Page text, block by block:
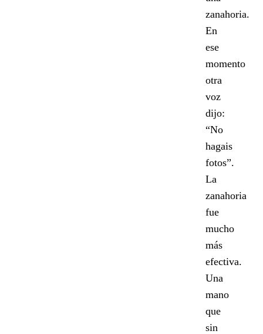
zanahoria.
En
ese
momento
otra
voz
dijo:
“No
hagais
fotos”.
La
zanahoria
fue
mucho
más
efectiva.
Una
mano
que
sin